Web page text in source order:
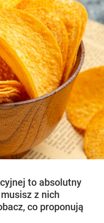
to absolutny
z nich
co proponują